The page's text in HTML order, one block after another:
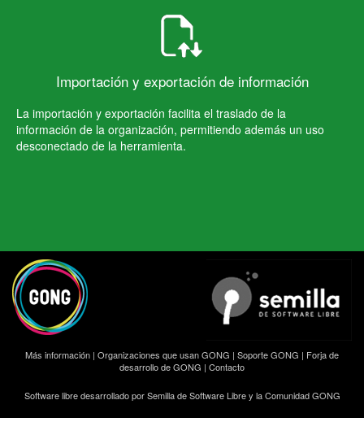
Importación y exportación de información
La importación y exportación facilita el traslado de la
información de la organización, permitiendo además un uso
desconectado de la herramienta.
Más información | Organizaciones que usan GONG | Soporte GONG | Forja de
desarrollo de GONG | Contacto
Software libre desarrollado por Semilla de Software Libre y la Comunidad GONG